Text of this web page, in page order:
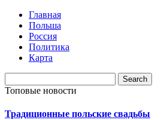
Главная
Польша
Россия
Политика
Карта
Топовые новости
Традиционные польские свадьбы